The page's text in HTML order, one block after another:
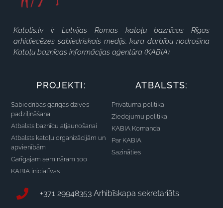
Katolis.lv ir Latvijas Romas katoļu baznīcas Rīgas
arhidiecēzes sabiedriskais medijs, kura darbību nodrošina
Katoļu baznīcas informācijas aģentūra (KABIA).
PROJEKTI:
Sabiedrības garīgās dzīves
padziļināšana
Atbalsts baznīcu atjaunošanai
Atbalsts katoļu organizācijām un
apvienībām
Garīgajam semināram 100
KABIA iniciatīvas
ATBALSTS:
Privātuma politika
Ziedojumu politika
KABIA Komanda
Par KABIA
Sazināties
+371 29948353 Arhibīskapa sekretariāts